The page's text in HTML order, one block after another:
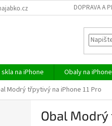
DOPRAVA A
na iPhone Obaly na iPhone
Modrý třpytivý na iPhone 11 Pro
Obal Modrý